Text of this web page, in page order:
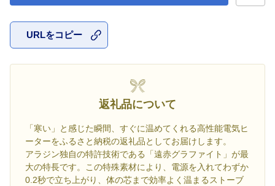
URLをコピー
返礼品について
「寒い」と感じた瞬間、すぐに温めてくれる高性能電気ヒ
ーターをふるさと納税の返礼品としてお届けします。
アラジン独自の特許技術である「遠赤グラファイト」が最
大の特長です。この特殊素材により、電源を入れてわずか
0.2秒で立ち上がり、体の芯まで効率よく温まるストーブ